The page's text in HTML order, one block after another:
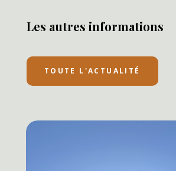
Les autres informations
TOUTE L'ACTUALITÉ